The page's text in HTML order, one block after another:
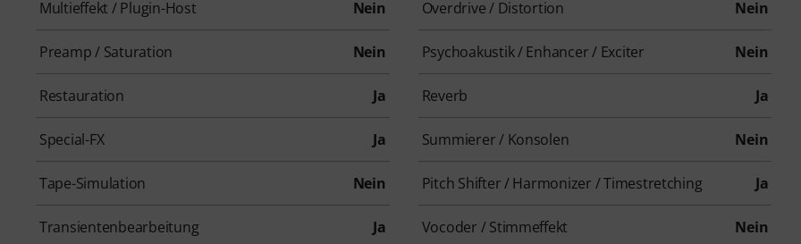
Multieffekt / Plugin-Host Nein Overdrive / Distortion Nein
Preamp / Saturation Nein Psychoakustik / Enhancer / Exciter Nein
Restauration Ja Reverb Ja
Special-FX Ja Summierer / Konsolen Nein
Tape-Simulation Nein Pitch Shifter / Harmonizer / Timestretching Ja
Transientenbearbeitung Ja Vocoder / Stimmeffekt Nein